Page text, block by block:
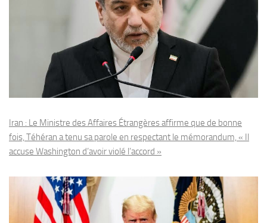
Iran : Le Ministre des Affaires Étrangères affirme que de bonne
fois, Téhéran a tenu sa parole en respectant le mémorandum, « Il
accuse Washington d’avoir violé l’accord »